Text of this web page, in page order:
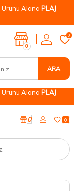
Alana PLAJ
ARA
0
0
Alana PLAJ
0 0